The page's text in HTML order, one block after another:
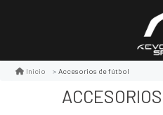
Inicio Accesorios de fútbol